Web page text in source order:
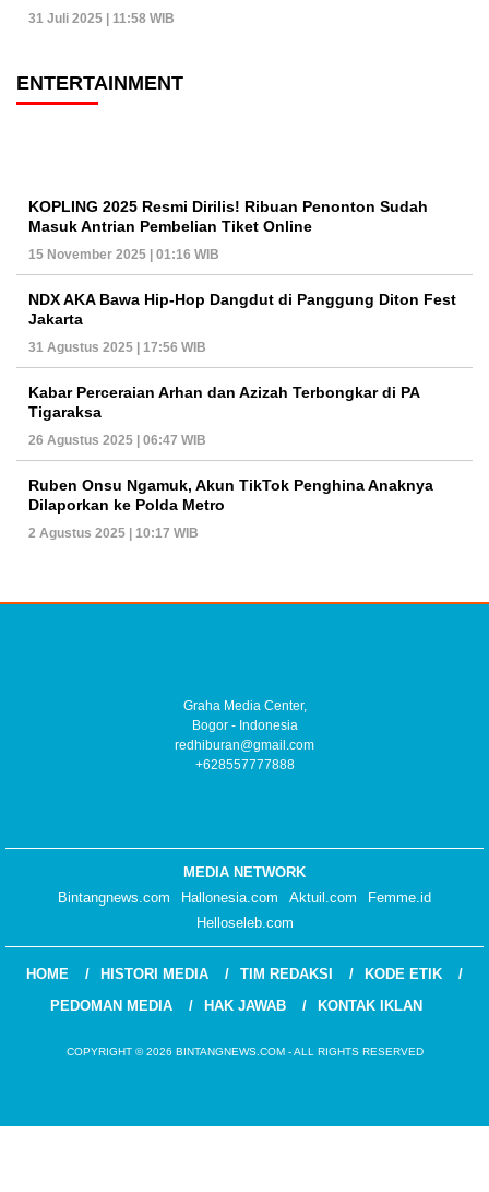
31 Juli 2025 | 11:58 WIB
ENTERTAINMENT
KOPLING 2025 Resmi Dirilis! Ribuan Penonton Sudah
Masuk Antrian Pembelian Tiket Online
15 November 2025 | 01:16 WIB
NDX AKA Bawa Hip-Hop Dangdut di Panggung Diton Fest
Jakarta
31 Agustus 2025 | 17:56 WIB
Kabar Perceraian Arhan dan Azizah Terbongkar di PA
Tigaraksa
26 Agustus 2025 | 06:47 WIB
Ruben Onsu Ngamuk, Akun TikTok Penghina Anaknya
Dilaporkan ke Polda Metro
2 Agustus 2025 | 10:17 WIB
Graha Media Center,
Bogor - Indonesia
redhiburan@gmail.com
+628557777888
MEDIA NETWORK
Bintangnews.com
Hallonesia.com Aktuil.com
Femme.id
Helloseleb.com
HOME HISTORI MEDIA TIM REDAKSI
KODE ETIK
PEDOMAN MEDIA
HAK JAWAB KONTAK IKLAN
COPYRIGHT © 2026 BINTANGNEWS.COM - ALL RIGHTS RESERVED